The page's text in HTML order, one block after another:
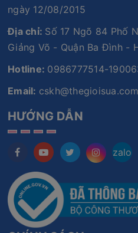
ngày 12/08/2015
Địa chỉ: Số 17 Ngõ 84 Phố
Giảng Võ - Quận Ba Đình -
Hotline: 0986777514-
Email: cskh@thegioisua.com
HƯỚNG DẪN
zalo